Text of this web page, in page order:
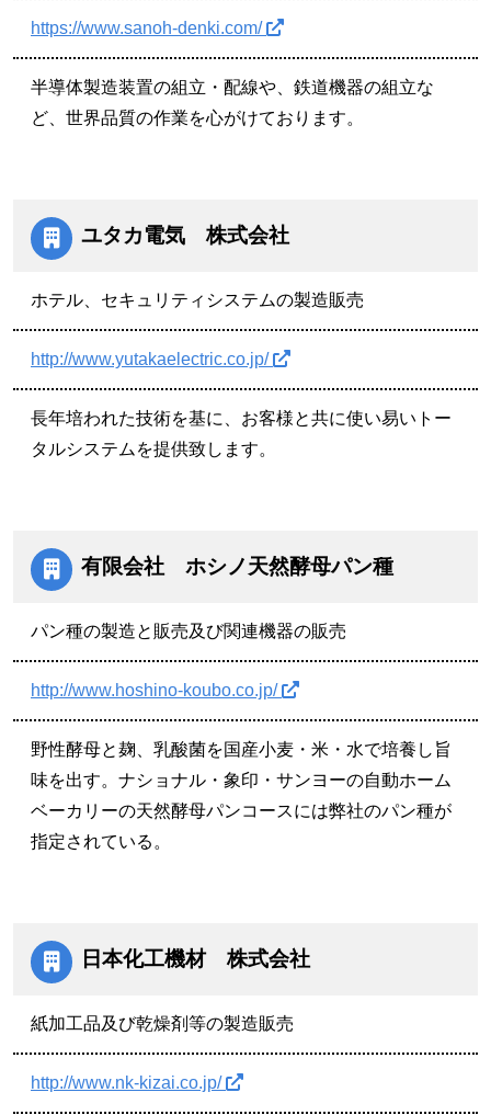
https://www.sanoh-denki.com/
半導体製造装置の組立・配線や、鉄道機器の組立な
ど、世界品質の作業を心がけております。
ユタカ電気 株式会社
ホテル、セキュリティシステムの製造販売
http://www.yutakaelectric.co.jp/
長年培われた技術を基に、お客様と共に使い易いトー
タルシステムを提供致します。
有限会社 ホシノ天然酵母パン種
パン種の製造と販売及び関連機器の販売
http://www.hoshino-koubo.co.jp/
野性酵母と麹、乳酸菌を国産小麦・米・水で培養し旨
味を出す。ナショナル・象印・サンヨーの自動ホーム
ベーカリーの天然酵母パンコースには弊社のパン種が
指定されている。
日本化工機材 株式会社
紙加工品及び乾燥剤等の製造販売
http://www.nk-kizai.co.jp/